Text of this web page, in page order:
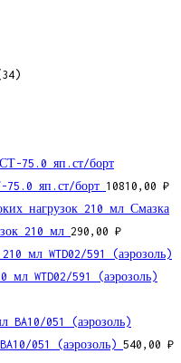
75.0 яп.ст/борт 10810,00 ₽
Смазка
210 мл 290,00 ₽
мл WTD02/591 (аэрозоль)
051 (аэрозоль) 540,00 ₽